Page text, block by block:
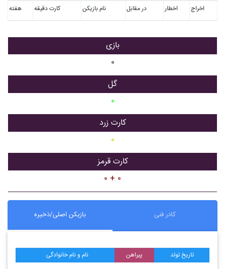
هفته کارت دقیقه نام بازیکن در مقابل اخطار اخراج
بازی
۰
گل
۰
کارت زرد
۰
کارت قرمز
۰ + ۰
بازیکن اصلی/ذخیره کادر فنی
نام و نام خانوادگی پیراهن تاریخ تولد